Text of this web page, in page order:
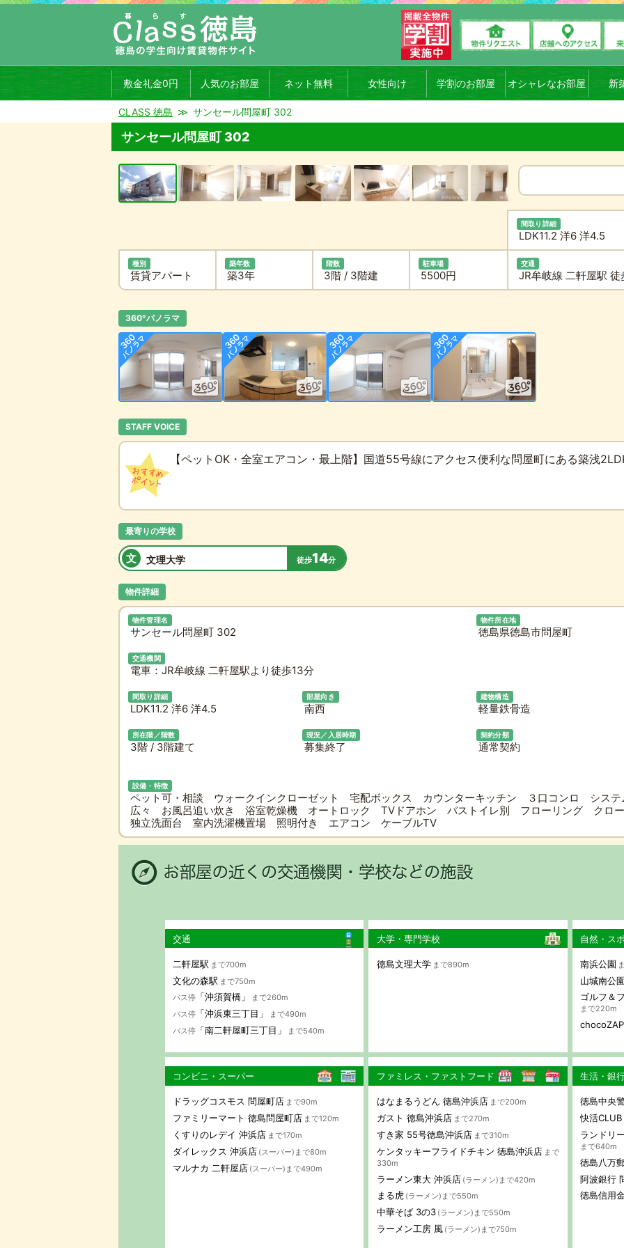
敷金礼金0円 人気のお部屋 ネット無料 女性向け 学割のお部屋 オシャレなお部屋 新
CLASS 徳島 サンセール問屋町 302
サンセール問屋町 302
間取り詳細
LDK11.2 洋6 洋4.5
種別
賃貸アパート
築年数
築3年
階数
3階 / 3階建
駐車場
5500円
交通
JR牟岐線 二軒屋駅 徒
360°パノラマ
STAFF VOICE
【ペットOK・全室エアコン・最上階】国道55号線にアクセス便利な問屋町にある築浅
最寄りの学校
文 文理大学 徒歩14分
物件詳細
物件管理名
サンセール問屋町 302
物件所在地
徳島県徳島市問屋町
交通機関
電車：JR牟岐線 二軒屋駅より徒歩13分
間取り詳細
LDK11.2 洋6 洋4.5
部屋向き
南西
建物構造
軽量鉄骨造
所在階／階数
3階 / 3階建て
現況／入居時期
募集終了
契約分類
通常契約
設備・特徴
ペット可・相談 ウォークインクローゼット 宅配ボックス カウンターキッチン ３口コンロ シス
広々 お風呂追い炊き 浴室乾燥機 オートロック TVドアホン バストイレ別 フローリング ク
独立洗面台 室内洗濯機置場 照明付き エアコン ケーブルTV
交通
二軒屋駅 まで700m
文化の森駅 まで750m
バス停 「沖須賀橋」
まで260m
バス停 「沖浜東三丁目」
まで490m
バス停 「南二軒屋町三丁目」 まで540m
大学・専門学校
徳島文理大学 まで890m
自然・ス
南浜公園
山城南公
ゴルフ＆
まで220m
コンビニ・スーパー
ドラッグコスモス 問屋町店 まで90m
ファミリーマート 徳島問屋町店 まで120m
くすりのレデイ 沖浜店 まで170m
ダイレックス 沖浜店 (スーパー)まで80m
マルナカ 二軒屋店 (スーパー)まで490m
ファミレス・ファストフード
はなまるうどん 徳島沖浜店 まで200m
ガスト 徳島沖浜店 まで270m
すき家 55号徳島沖浜店 まで310m
ケンタッキーフライドチキン 徳島沖浜店 まで
330m
ラーメン東大 沖浜店 (ラーメン)まで420m
まる虎 (ラーメン)まで550m
中華そば 3の3 (ラーメン)まで550m
ラーメン工房 風 (ラーメン)まで750m
生活・銀
徳島中央
快活
ランドリ
まで640m
徳島八万
阿波銀行
徳島信用